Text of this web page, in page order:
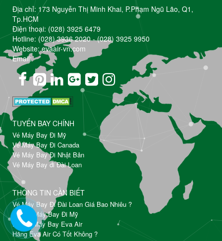
Địa chỉ: 173 Nguyễn Thị Minh Khai, P.Phạm Ngũ Lão, Q1,
Tp.HCM
Điện thoại: (028) 3925 6479
Hotline: (028) 3936 2020-(028) 3925 9950
Website: evaair-vn.com
Email:
TUYẾN BAY CHÍNH
Vé Máy Bay Đi Mỹ
Vé Máy Bay Đi Canada
Vé Máy Bay Đi Nhật Bản
Vé Máy Bay đi Đài Loan
THÔNG TIN CẦN BIẾT
Vé Máy Bay Đi Đài Loan Giá Bao Nhiêu ?
Đặt Vé Máy Bay Đi Mỹ
Đổi Vé Máy Bay Eva Air
Hãng Eva Air Có Tốt Không ?